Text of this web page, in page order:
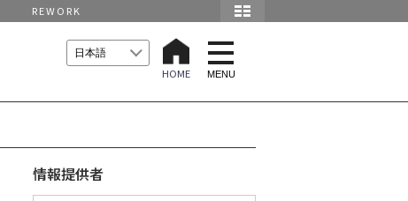
REWORK
HOME
t
o
g
l
a
MENU
情報提供者